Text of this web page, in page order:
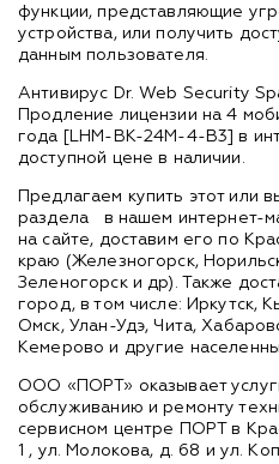
функции, представляющие
устройства, или получить
данным пользователя.
Антивирус Dr. Web Security
Продление лицензии на 4
года [LHM-BK-24M-4-B3] в
доступной цене в наличии.
Предлагаем купить этот или
раздела
в нашем интернет-
на сайте, доставим его по
краю (Железногорск,
Зеленогорск и др). Также
город, в том числе: Иркутск,
Омск, Улан-Удэ, Чита,
Кемерово и другие
ООО «ПОРТ» оказывает
обслуживанию и ремонту
сервисном центре ПОРТ в
1 , ул. Молокова, д. 68 и ул.